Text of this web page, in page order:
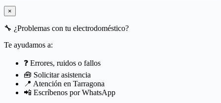
×
🔧 ¿Problemas con tu electrodoméstico?
Te ayudamos a:
❓ Errores, ruidos o fallos
🧰 Solicitar asistencia
📍 Atención en Tarragona
📲 Escríbenos por WhatsApp